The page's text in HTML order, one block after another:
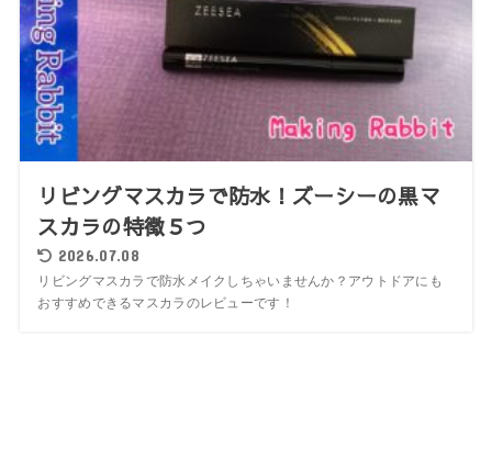
リビングマスカラで防水！ズーシーの黒マ
スカラの特徴５つ
2026.07.08
リビングマスカラで防水メイクしちゃいませんか？アウトドアにも
おすすめできるマスカラのレビューです！